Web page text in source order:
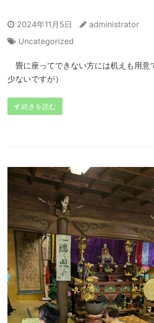
2024年11月5日
administrator
Uncategorized
畳に座ってできない方には机えも用意
少ないですが）
続きを読む